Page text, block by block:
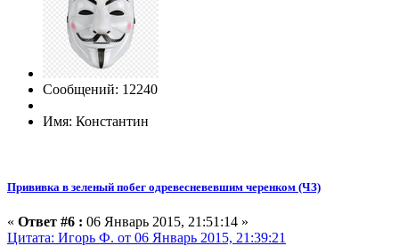
Сообщений: 12240
Имя: Константин
Прививка в зеленый побег одревесневевшим черенком (ЧЗ)
« Ответ #6 : 06 Январь 2015, 21:51:14 »
Цитата: Игорь Ф. от 06 Январь 2015, 21:39:21